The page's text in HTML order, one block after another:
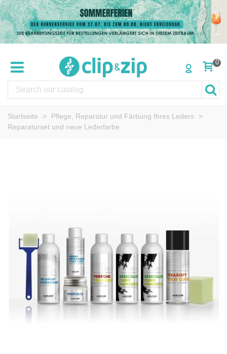
0
Startseite > Pflege, Reparatur und Färbung Ihres Leders
>
Reparaturset und neue Lederfarbe